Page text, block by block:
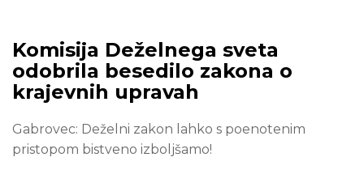
Komisija Deželnega sveta
odobrila besedilo zakona o
krajevnih upravah
Gabrovec: Deželni zakon lahko s poenotenim
pristopom bistveno izboljšamo!